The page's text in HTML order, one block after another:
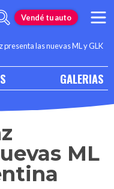
Vendé tu auto
presenta las nuevas ML y GLK
GALERIAS
ML